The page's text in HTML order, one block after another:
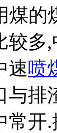
的
较多,
速喷
与排
常开